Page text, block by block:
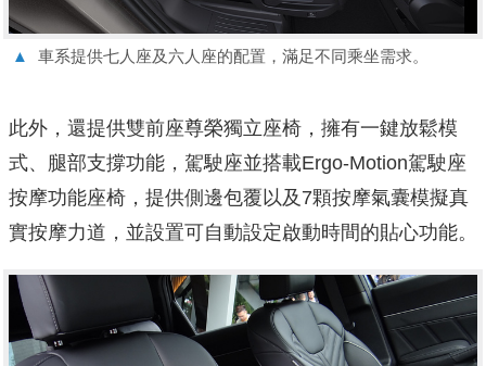
▲ 車系提供七人座及六人座的配置，滿足不同乘坐需求。
此外，還提供雙前座尊榮獨立座椅，擁有一鍵放鬆模
式、腿部支撐功能，駕駛座並搭載Ergo-Motion駕駛座
按摩功能座椅，提供側邊包覆以及7顆按摩氣囊模擬真
實按摩力道，並設置可自動設定啟動時間的貼心功能。